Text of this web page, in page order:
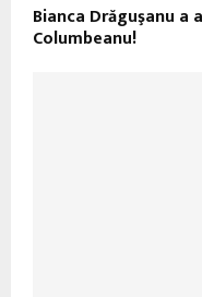
Bianca Drăguşanu a
Columbeanu!